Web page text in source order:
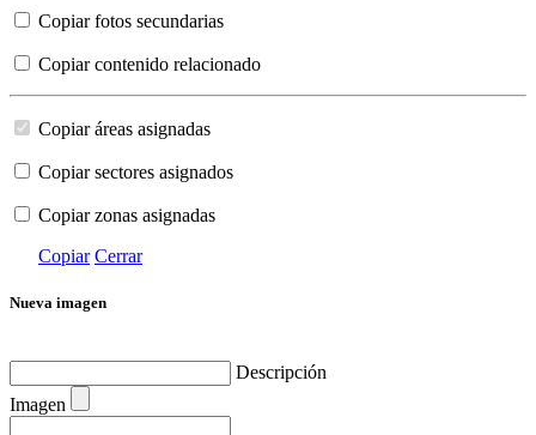
Copiar fotos secundarias
Copiar contenido relacionado
Copiar áreas asignadas
Copiar sectores asignados
Copiar zonas asignadas
Copiar Cerrar
Nueva imagen
Descripción
Imagen